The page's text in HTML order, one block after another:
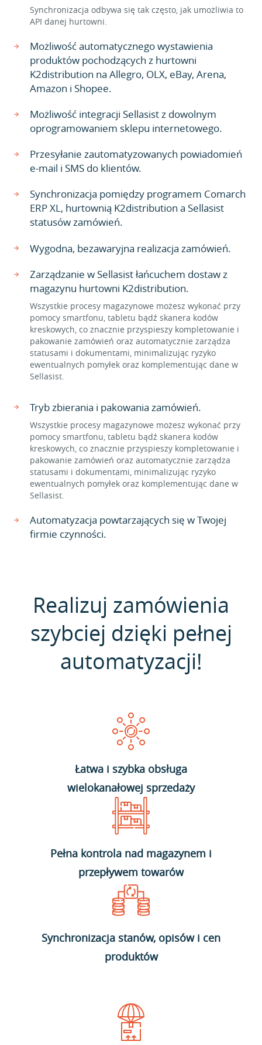
Synchronizacja odbywa się tak często, jak umożliwia to
API danej hurtowni.
Możliwość automatycznego wystawienia
produktów pochodzących z hurtowni
K2distribution na Allegro, OLX, eBay, Arena,
Amazon i Shopee.
Możliwość integracji Sellasist z dowolnym
oprogramowaniem sklepu internetowego.
Przesyłanie zautomatyzowanych powiadomień
e-mail i SMS do klientów.
Synchronizacja pomiędzy programem Comarch
ERP XL, hurtownią K2distribution a Sellasist
statusów zamówień.
Wygodna, bezawaryjna realizacja zamówień.
Zarządzanie w Sellasist łańcuchem dostaw z
magazynu hurtowni K2distribution.
Wszystkie procesy magazynowe możesz wykonać przy
pomocy smartfonu, tabletu bądź skanera kodów
kreskowych, co znacznie przyspieszy kompletowanie i
pakowanie zamówień oraz automatycznie zarządza
statusami i dokumentami, minimalizując ryzyko
ewentualnych pomyłek oraz komplementując dane w
Sellasist.
Tryb zbierania i pakowania zamówień.
Wszystkie procesy magazynowe możesz wykonać przy
pomocy smartfonu, tabletu bądź skanera kodów
kreskowych, co znacznie przyspieszy kompletowanie i
pakowanie zamówień oraz automatycznie zarządza
statusami i dokumentami, minimalizując ryzyko
ewentualnych pomyłek oraz komplementując dane w
Sellasist.
Automatyzacja powtarzających się w Twojej
firmie czynności.
Realizuj zamówienia
szybciej dzięki pełnej
automatyzacji!
Łatwa i szybka obsługa
wielokanałowej sprzedaży
Pełna kontrola nad magazynem i
przepływem towarów
Synchronizacja stanów, opisów i cen
produktów